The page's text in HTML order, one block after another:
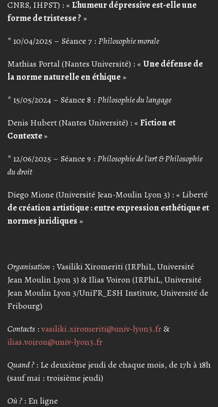
CNRS, IHPST) : « L'humeur dépressive est-elle une
forme de tristesse ? »
* 10/04/2025 – Séance 7 : Philosophie morale
Mathias Portal (Nantes Université) : « Une défense de
la norme naturelle en éthique »
* 15/05/2024 – Séance 8 : Philosophie du langage
Denis Hubert (Nantes Université) : « Fiction et
Contexte»
* 12/06/2025 – Séance 9 : Philosophie de l'art & Philosophie
du droit
Diego Mione (Université Jean-Moulin Lyon 3) : « Liberté
de création artistique : entre expression esthétique et
normes juridiques »
Organisation : Vasiliki Xiromeriti (IRPhiL, Université
Jean Moulin Lyon 3) & Ilias Voiron (IRPhiL, Université
Jean Moulin Lyon 3/UniFR_ESH Institute, Université de
Fribourg)
Contacts :vasiliki.xiromeriti@univ-lyon3.fr&
ilias.voiron@univ-lyon3.fr
Quand ?: Le deuxième jeudi de chaque mois, de 17h à 18h
(sauf mai : troisième jeudi)
Où ?: En ligne